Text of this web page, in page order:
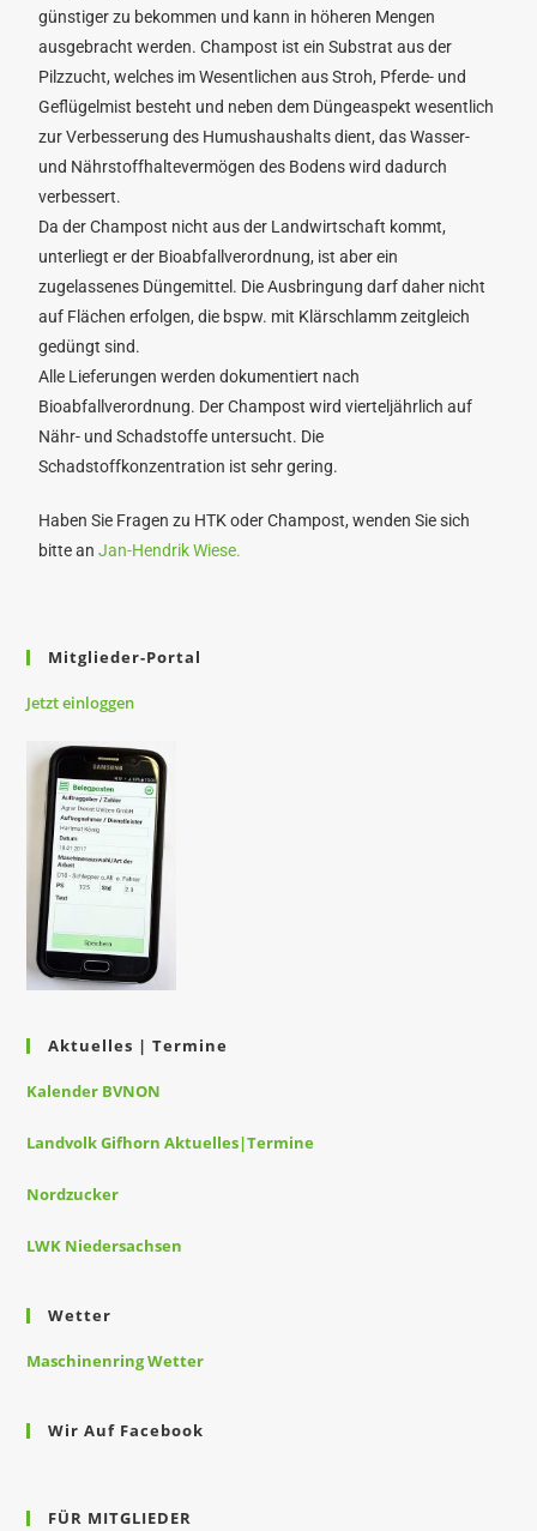
günstiger zu bekommen und kann in höheren Mengen
ausgebracht werden. Champost ist ein Substrat aus der
Pilzzucht, welches im Wesentlichen aus Stroh, Pferde- und
Geflügelmist besteht und neben dem Düngeaspekt wesentlich
zur Verbesserung des Humushaushalts dient, das Wasser-
und Nährstoffhaltevermögen des Bodens wird dadurch
verbessert.
Da der Champost nicht aus der Landwirtschaft kommt,
unterliegt er der Bioabfallverordnung, ist aber ein
zugelassenes Düngemittel. Die Ausbringung darf daher nicht
auf Flächen erfolgen, die bspw. mit Klärschlamm zeitgleich
gedüngt sind.
Alle Lieferungen werden dokumentiert nach
Bioabfallverordnung. Der Champost wird vierteljährlich auf
Nähr- und Schadstoffe untersucht. Die
Schadstoffkonzentration ist sehr gering.
Haben Sie Fragen zu HTK oder Champost, wenden Sie sich
bitte anJan-Hendrik Wiese.
Mitglieder-Portal
Jetzteinloggen
Aktuelles | Termine
Kalender BVNON
Landvolk Gifhorn Aktuelles|Termine
Nordzucker
LWK Niedersachsen
Wetter
Maschinenring Wetter
Wir Auf Facebook
FÜR MITGLIEDER